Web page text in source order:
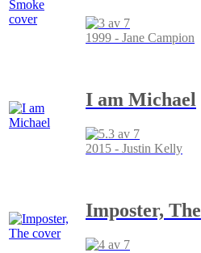
1999 - Jane Campion
I am Michael
2015 - Justin Kelly
Imposter, The